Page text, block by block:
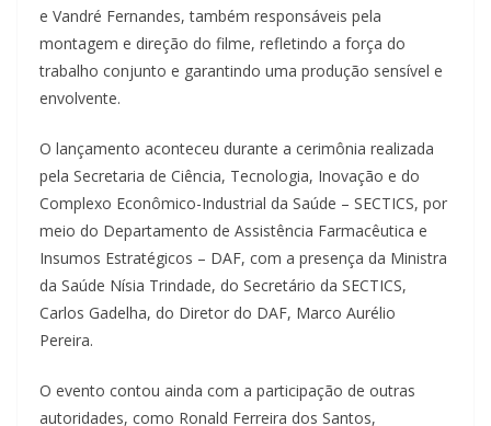
e Vandré Fernandes, também responsáveis pela
montagem e direção do filme, refletindo a força do
trabalho conjunto e garantindo uma produção sensível e
envolvente.
O lançamento aconteceu durante a cerimônia realizada
pela Secretaria de Ciência, Tecnologia, Inovação e do
Complexo Econômico-Industrial da Saúde – SECTICS, por
meio do Departamento de Assistência Farmacêutica e
Insumos Estratégicos – DAF, com a presença da Ministra
da Saúde Nísia Trindade, do Secretário da SECTICS,
Carlos Gadelha, do Diretor do DAF, Marco Aurélio
Pereira.
O evento contou ainda com a participação de outras
autoridades, como Ronald Ferreira dos Santos,